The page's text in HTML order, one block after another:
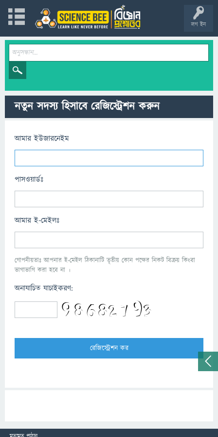
লগ ইন
নতুন সদস্য হিসাবে রেজিস্ট্রেশন করুন
আমার ইউজারনেইম
পাসওয়ার্ডঃ
আমার ই-মেইলঃ
গোপনীয়তাঃ আপনার ই-মেইল ঠিকানাটি তৃতীয় কোন পক্ষের নিকট বিক্রয় কিংবা
ভাগাভাগি করা হবে না ।
অনাযাচিত যাচাইকরণ: